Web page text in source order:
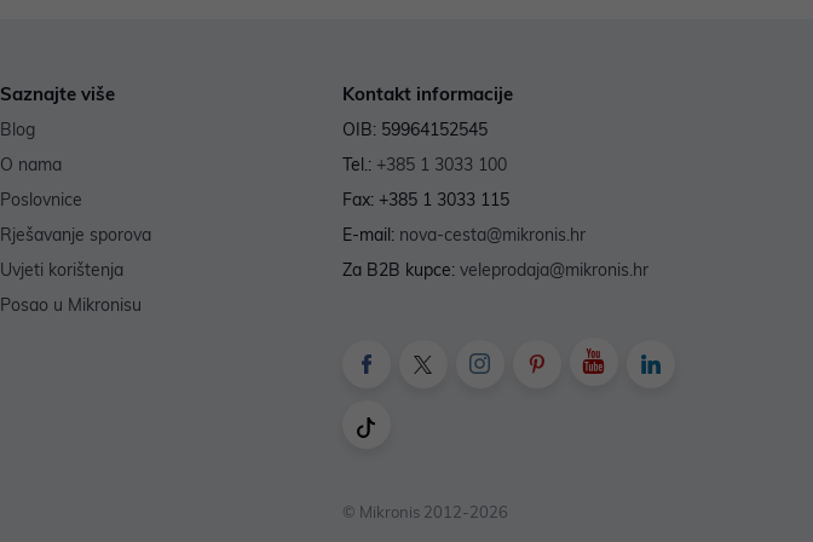
Saznajte više
Blog
O nama
Poslovnice
Rješavanje sporova
Uvjeti korištenja
Posao u Mikronisu
Kontakt informacije
OIB: 59964152545
Tel.: +385 1 3033 100
Fax: +385 1 3033 115
E-mail: nova-cesta@mikronis.hr
Za B2B kupce: veleprodaja@mikronis.hr
© Mikronis 2012-2026